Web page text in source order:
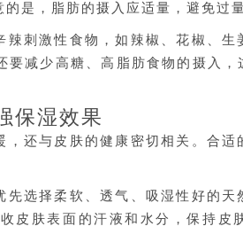
是，脂肪的摄入应适量，避免过
刺激性食物，如辣椒、花椒、
要减少高糖、高脂肪食物的摄入
保湿效果
还与皮肤的健康密切相关。合
选择柔软、透气、吸湿性好的
皮肤表面的汗液和水分，保持皮